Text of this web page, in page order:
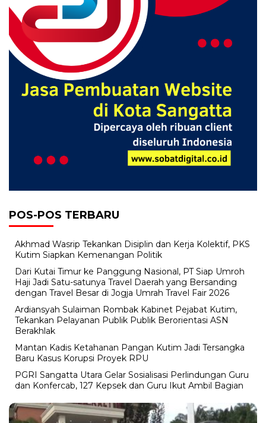
POS-POS TERBARU
Akhmad Wasrip Tekankan Disiplin dan Kerja Kolektif, PKS
Kutim Siapkan Kemenangan Politik
Dari Kutai Timur ke Panggung Nasional, PT Siap Umroh
Haji Jadi Satu-satunya Travel Daerah yang Bersanding
dengan Travel Besar di Jogja Umrah Travel Fair 2026
Ardiansyah Sulaiman Rombak Kabinet Pejabat Kutim,
Tekankan Pelayanan Publik Publik Berorientasi ASN
Berakhlak
Mantan Kadis Ketahanan Pangan Kutim Jadi Tersangka
Baru Kasus Korupsi Proyek RPU
PGRI Sangatta Utara Gelar Sosialisasi Perlindungan Guru
dan Konfercab, 127 Kepsek dan Guru Ikut Ambil Bagian